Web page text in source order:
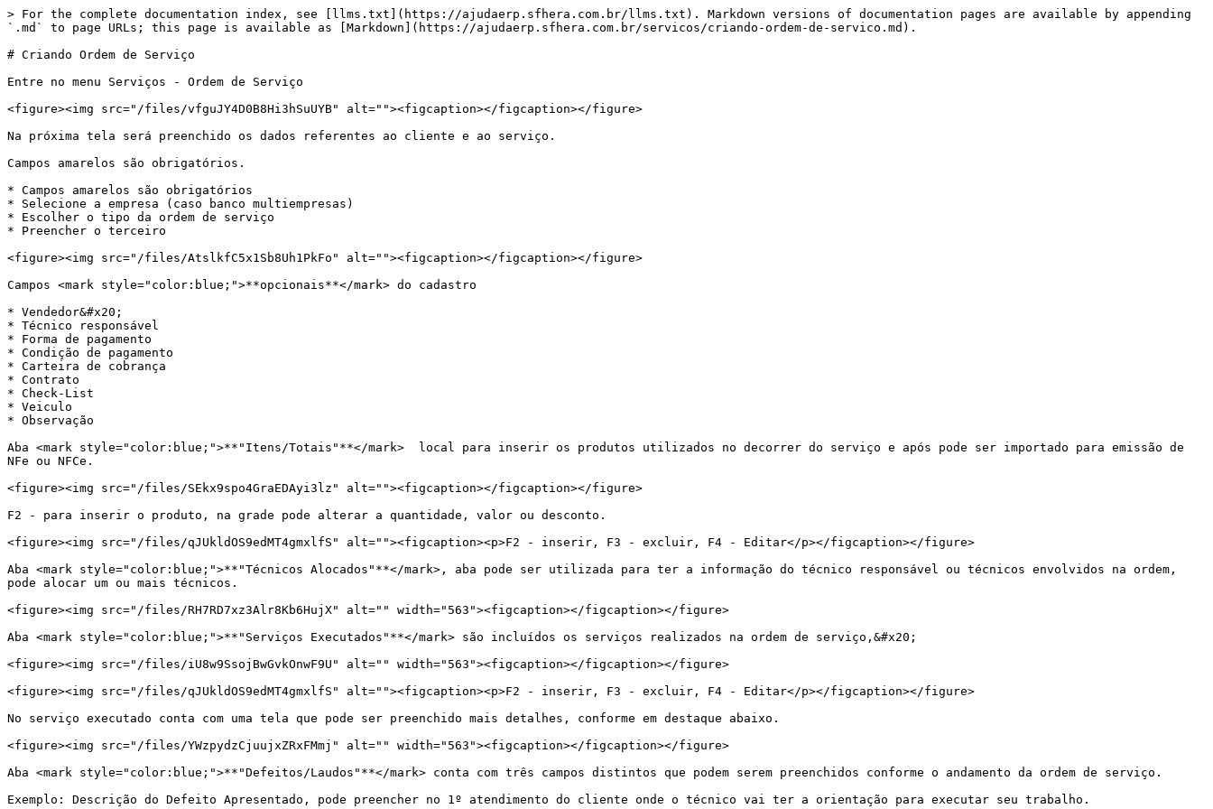
> For the complete documentation index, see [llms.txt](https://ajudaerp.sfhera.com.br/llms.txt). Markdown versions of documentation pages are available by appending
`.md` to page URLs; this page is available as [Markdown](https://ajudaerp.sfhera.com.br/servicos/criando-ordem-de-servico.md).
# Criando Ordem de Serviço
Entre no menu Serviços - Ordem de Serviço
<figure><img src="/files/vfguJY4D0B8Hi3hSuUYB" alt=""><figcaption></figcaption></figure>
Na próxima tela será preenchido os dados referentes ao cliente e ao serviço.
Campos amarelos são obrigatórios.
* Campos amarelos são obrigatórios
* Selecione a empresa (caso banco multiempresas)
* Escolher o tipo da ordem de serviço
* Preencher o terceiro
<figure><img src="/files/AtslkfC5x1Sb8Uh1PkFo" alt=""><figcaption></figcaption></figure>
Campos <mark style="color:blue;">**opcionais**</mark> do cadastro
* Vendedor&#x20;
* Técnico responsável
* Forma de pagamento
* Condição de pagamento
* Carteira de cobrança
* Contrato
* Check-List
* Veiculo
* Observação
Aba <mark style="color:blue;">**"Itens/Totais"**</mark>  local para inserir os produtos utilizados no decorrer do serviço e após pode ser importado para emissão de
NFe ou NFCe.
<figure><img src="/files/SEkx9spo4GraEDAyi3lz" alt=""><figcaption></figcaption></figure>
F2 - para inserir o produto, na grade pode alterar a quantidade, valor ou desconto.
<figure><img src="/files/qJUkldOS9edMT4gmxlfS" alt=""><figcaption><p>F2 - inserir, F3 - excluir, F4 - Editar</p></figcaption></figure>
Aba <mark style="color:blue;">**"Técnicos Alocados"**</mark>, aba pode ser utilizada para ter a informação do técnico responsável ou técnicos envolvidos na ordem,
pode alocar um ou mais técnicos.
<figure><img src="/files/RH7RD7xz3Alr8Kb6HujX" alt="" width="563"><figcaption></figcaption></figure>
Aba <mark style="color:blue;">**"Serviços Executados"**</mark> são incluídos os serviços realizados na ordem de serviço,&#x20;
<figure><img src="/files/iU8w9SsojBwGvkOnwF9U" alt="" width="563"><figcaption></figcaption></figure>
<figure><img src="/files/qJUkldOS9edMT4gmxlfS" alt=""><figcaption><p>F2 - inserir, F3 - excluir, F4 - Editar</p></figcaption></figure>
No serviço executado conta com uma tela que pode ser preenchido mais detalhes, conforme em destaque abaixo.
<figure><img src="/files/YWzpydzCjuujxZRxFMmj" alt="" width="563"><figcaption></figcaption></figure>
Aba <mark style="color:blue;">**"Defeitos/Laudos"**</mark> conta com três campos distintos que podem serem preenchidos conforme o andamento da ordem de serviço.
Exemplo: Descrição do Defeito Apresentado, pode preencher no 1º atendimento do cliente onde o técnico vai ter a orientação para executar seu trabalho.